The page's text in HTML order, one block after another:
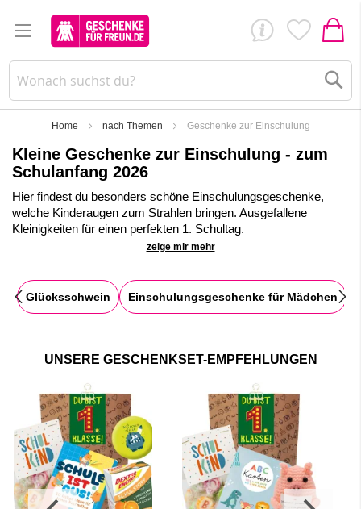
Home nach Themen Geschenke zur Einschulung
Kleine Geschenke zur Einschulung - zum
Schulanfang 2026
Hier findest du besonders schöne Einschulungsgeschenke,
welche Kinderaugen zum Strahlen bringen. Ausgefallene
Kleinigkeiten für einen perfekten 1. Schultag.
Wenn du auf der Suche nach einem kleinen Geschenk zur
besonders kreative Geschenkideen für dich vorbereitet.
✓Riesige Auswahl an kleinen Geschenken zum Schulanfang
Einschulungsgeschenkes
- perfekt für Erstklässler von
Freunden und Verwandten
zeige mir mehr
Glücksschwein Einschulungsgeschenke für Mädchen
UNSERE GESCHENKSET-EMPFEHLUNGEN